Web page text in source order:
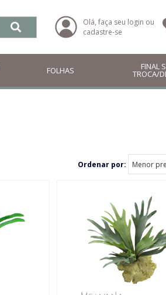
Olá, faça seu login ou
cadastre-se
FOLHAS FINAL
TROCA/
Ordenar por: